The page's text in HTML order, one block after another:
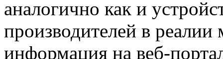
аналогично как и
производителей в
информация на веб-